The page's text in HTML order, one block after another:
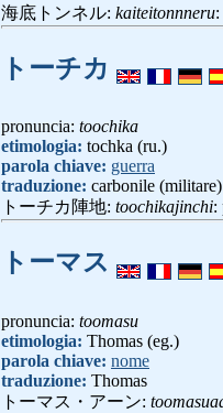
海底トンネル: kaiteitonnneru
トーチカ
pronuncia: toochika
etimologia: tochka (ru.)
parola chiave: guerra
traduzione: carbonile (militare)
トーチカ陣地: toochikajinchi:
トーマス
pronuncia: toomasu
etimologia: Thomas (eg.)
parola chiave: nome
traduzione: Thomas
トーマス・アーン: